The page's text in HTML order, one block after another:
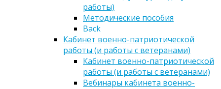
работы)
Методические пособия
Back
Кабинет военно-патриотической
работы (и работы с ветеранами)
Кабинет военно-патриотической
работы (и работы с ветеранами)
Вебинары кабинета военно-